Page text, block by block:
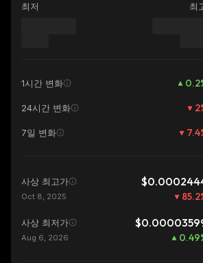
최저 최
1시간 변화 0.2
24시간 변화 2
7일 변화 7.4
사상 최고가
Oct 8, 2025 85.2
사상 최저가
Aug 6, 2026 0.49